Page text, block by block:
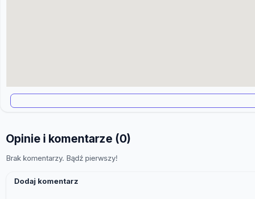
Opinie i komentarze (0)
Brak komentarzy. Bądź pierwszy!
Dodaj komentarz